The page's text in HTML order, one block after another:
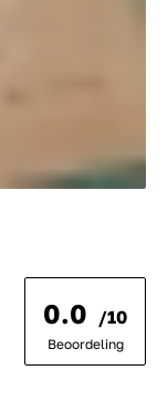
0.0 /10
Beoordeling